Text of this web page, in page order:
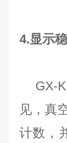
4.显示
GX-K
见，真
计数，